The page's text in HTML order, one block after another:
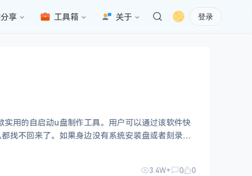
享 工具箱 关于 登录
用的自启动u盘制作工具。用户可以通过该软件快
找不回来了。如果身边没有系统安装盘或者刻录光
3.4W+ 0 0